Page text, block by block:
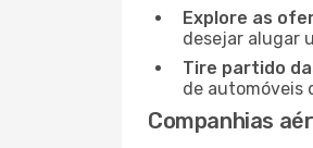
Explore as
desejar alugar
Tire partido
de automóveis
Companhias